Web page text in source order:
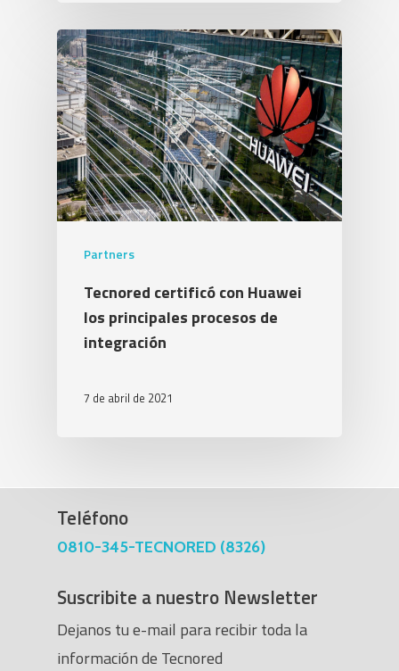
Partners
Tecnored certificó con Huawei
los principales procesos de
integración
7 de abril de 2021
Teléfono
0810-345-TECNORED (8326)
Suscribite a nuestro Newsletter
Dejanos tu e-mail para recibir toda la
información de Tecnored